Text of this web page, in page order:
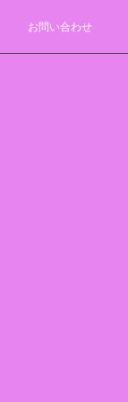
お問い合わせ